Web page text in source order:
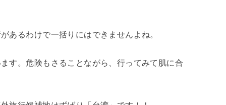
あるわけで一括りにはできませんよね。
す。危険もさることながら、行ってみて肌に合